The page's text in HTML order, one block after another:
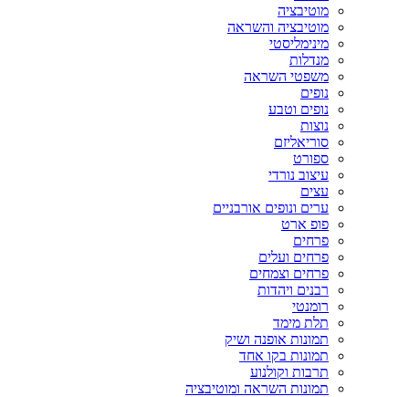
מוטיבציה
מוטיבציה והשראה
מינימליסטי
מנדלות
משפטי השראה
נופים
נופים וטבע
נוצות
סוריאליזם
ספורט
עיצוב נורדי
עצים
ערים ונופים אורבניים
פופ ארט
פרחים
פרחים ועלים
פרחים וצמחים
רבנים ויהדות
רומנטי
תלת מימד
תמונות אופנה ושיק
תמונות בקו אחד
תרבות וקולנוע
תמונות השראה ומוטיבציה